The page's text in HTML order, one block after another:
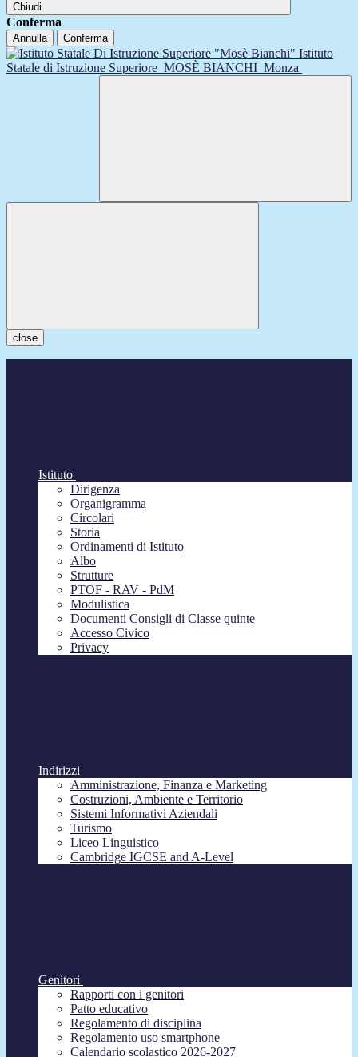
Chiudi
Conferma
Annulla Conferma
Istituto
Statale di Istruzione Superiore MOSÈ BIANCHI Monza
close
Istituto
Dirigenza
Organigramma
Circolari
Storia
Ordinamenti di Istituto
Albo
Strutture
PTOF - RAV - PdM
Modulistica
Documenti Consigli di Classe quinte
Accesso Civico
Privacy
Indirizzi
Amministrazione, Finanza e Marketing
Costruzioni, Ambiente e Territorio
Sistemi Informativi Aziendali
Turismo
Liceo Linguistico
Cambridge IGCSE and A-Level
Genitori
Rapporti con i genitori
Patto educativo
Regolamento di disciplina
Regolamento uso smartphone
Calendario scolastico 2026-2027